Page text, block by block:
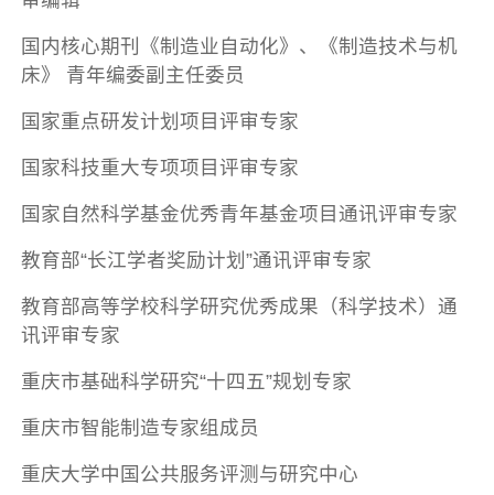
国内核心期刊《制造业自动化》、《制造技术与机
床》 青年编委副主任委员
国家重点研发计划项目评审专家
国家科技重大专项项目评审专家
国家自然科学基金优秀青年基金项目通讯评审专家
教育部“长江学者奖励计划”通讯评审专家
教育部高等学校科学研究优秀成果（科学技术）通
讯评审专家
重庆市基础科学研究“十四五”规划专家
重庆市智能制造专家组成员
重庆大学中国公共服务评测与研究中心